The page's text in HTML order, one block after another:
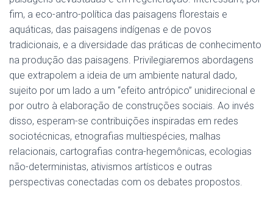
fim, a eco-antro-política das paisagens florestais e
aquáticas, das paisagens indígenas e de povos
tradicionais, e a diversidade das práticas de conhecimento
na produção das paisagens. Privilegiaremos abordagens
que extrapolem a ideia de um ambiente natural dado,
sujeito por um lado a um “efeito antrópico” unidirecional e
por outro à elaboração de construções sociais. Ao invés
disso, esperam-se contribuições inspiradas em redes
sociotécnicas, etnografias multiespécies, malhas
relacionais, cartografias contra-hegemônicas, ecologias
não-deterministas, ativismos artísticos e outras
perspectivas conectadas com os debates propostos.